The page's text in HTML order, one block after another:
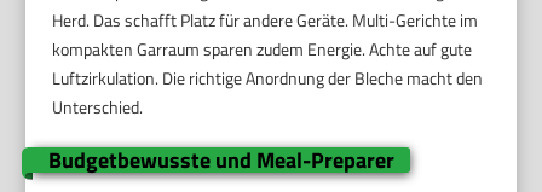
Herd. Das schafft Platz für andere Geräte. Multi-Gerichte im
kompakten Garraum sparen zudem Energie. Achte auf gute
Luftzirkulation. Die richtige Anordnung der Bleche macht den
Unterschied.
Budgetbewusste und Meal-Preparer